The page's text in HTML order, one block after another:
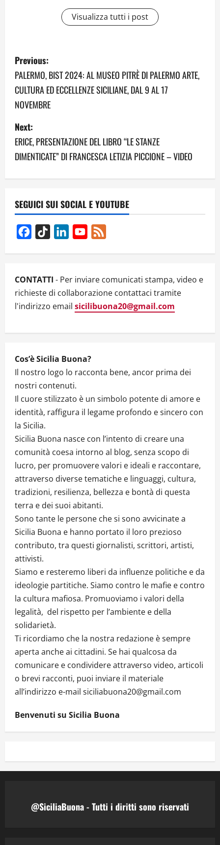
Visualizza tutti i post
P
o
s
n
a
v
i
g
a
i
o
Previous:
PALERMO, BIST 2024: AL MUSEO PITRÈ DI PALERMO ARTE,
CULTURA ED ECCELLENZE SICILIANE, DAL 9 AL 17
NOVEMBRE
Next:
ERICE, PRESENTAZIONE DEL LIBRO “LE STANZE
DIMENTICATE” DI FRANCESCA LETIZIA PICCIONE – VIDEO
SEGUICI SUI SOCIAL E YOUTUBE
Facebook
TikTok LinkedInYouTube
CONTATTI - Per inviare comunicati stampa, video e
richieste di collaborazione contattaci tramite
l'indirizzo email sicilibuona20@gmail.com
Cos’è Sicilia Buona?
Il nostro logo lo racconta bene, ancor prima dei
nostri contenuti.
Il cuore stilizzato è un simbolo potente di amore e
identità, raffigura il legame profondo e sincero con
la Sicilia.
Sicilia Buona nasce con l’intento di creare una
comunità coesa intorno al blog, senza scopo di
lucro, per promuovere valori e ideali e raccontare,
attraverso diverse tematiche e linguaggi, cultura,
tradizioni, resilienza, bellezza e bontà di questa
terra e dei suoi abitanti.
Sono tante le persone che si sono avvicinate a
Sicilia Buona e hanno portato il loro prezioso
contributo, tra questi giornalisti, scrittori, artisti,
attivisti.
Siamo e resteremo liberi da influenze politiche e da
ideologie partitiche. Siamo contro le mafie e contro
la cultura mafiosa. Promuoviamo i valori della
legalità, del rispetto per l’ambiente e della
solidarietà.
Ti ricordiamo che la nostra redazione è sempre
aperta anche ai cittadini. Se hai qualcosa da
comunicare e condividere attraverso video, articoli
o brevi racconti, puoi inviare il materiale
all’indirizzo e-mail siciliabuona20@gmail.com
Benvenuti su Sicilia Buona
@SiciliaBuona - Tutti i diritti sono riservati